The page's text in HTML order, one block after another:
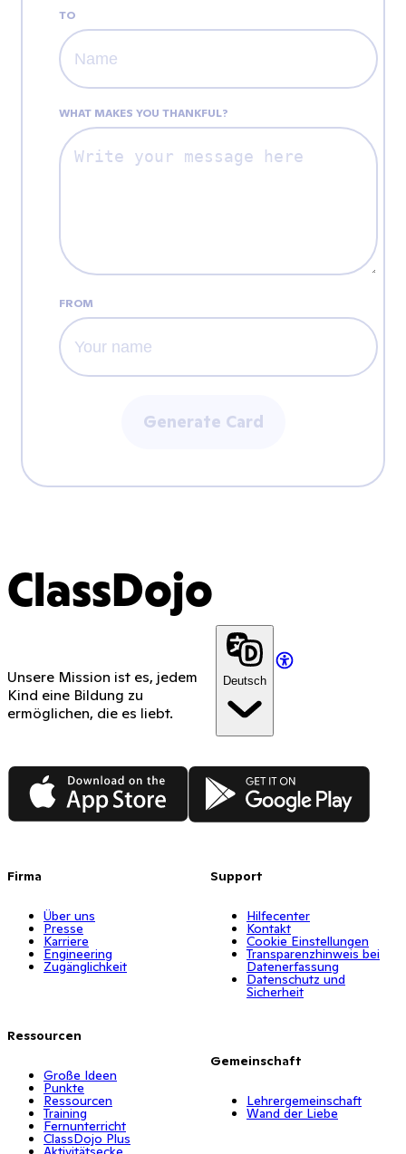
TO
WHAT MAKES YOU THANKFUL?
FROM
Generate Card
ClassDojo
Unsere Mission ist es, jedem
Kind eine Bildung zu
ermöglichen, die es liebt.
Deutsch
App Store Google Play
Firma
Über uns
Presse
Karriere
Engineering
Zugänglichkeit
Ressourcen
Große Ideen
Punkte
Ressourcen
Training
Fernunterricht
ClassDojo Plus
Support
Hilfecenter
Kontakt
Cookie Einstellungen
Transparenzhinweis bei
Datenerfassung
Datenschutz und
Sicherheit
Gemeinschaft
Lehrergemeinschaft
Wand der Liebe